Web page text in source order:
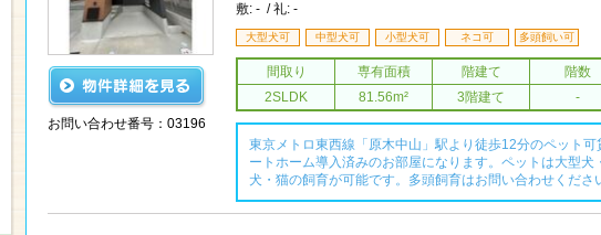
お問い合わせ番号：03196
敷: - / 礼: -
大型犬可 中型犬可 小型犬可 ネコ可 多頭飼い可
間取り 専有面積 階建て 階数
2SLDK
81.56m² 3階建て -
東京メトロ東西線「原木中山」駅より徒歩12分のペット可
ートホーム導入済みのお部屋になります。ペットは大型犬
犬・猫の飼育が可能です。多頭飼育はお問い合わせくださ